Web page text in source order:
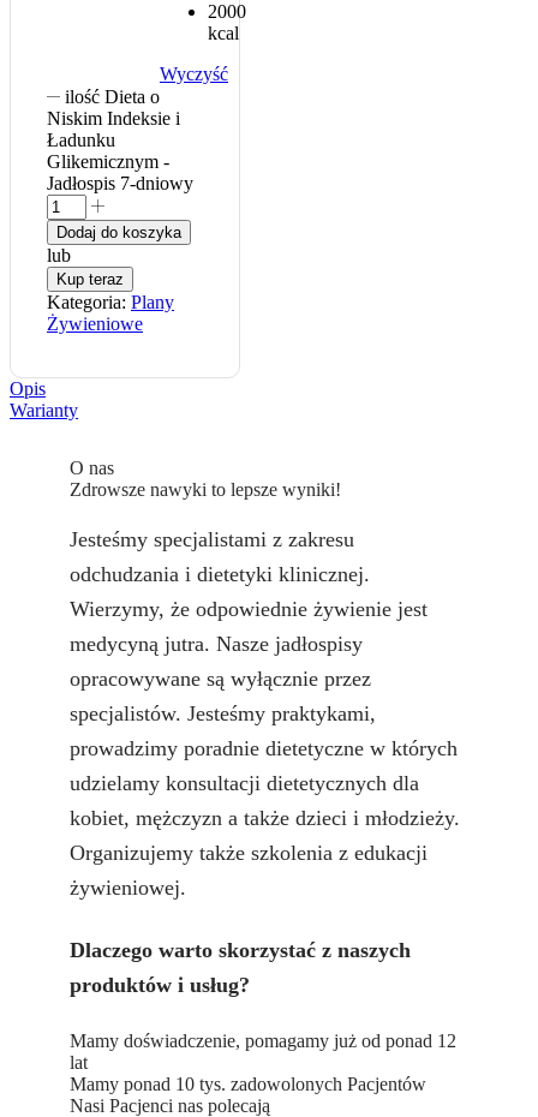
2000
kcal
Wyczyść
ilość Dieta o
Niskim Indeksie i
Ładunku
Glikemicznym -
Jadłospis 7-dniowy
Dodaj do koszyka
lub
Kup teraz
Kategoria: Plany
Żywieniowe
Opis
Warianty
O nas
Zdrowsze nawyki to lepsze wyniki!
Jesteśmy specjalistami z zakresu
odchudzania i dietetyki klinicznej.
Wierzymy, że odpowiednie żywienie jest
medycyną jutra. Nasze jadłospisy
opracowywane są wyłącznie przez
specjalistów. Jesteśmy praktykami,
prowadzimy poradnie dietetyczne w których
udzielamy konsultacji dietetycznych dla
kobiet, mężczyzn a także dzieci i młodzieży.
Organizujemy także szkolenia z edukacji
żywieniowej.
Dlaczego warto skorzystać z naszych
produktów i usług?
Mamy doświadczenie, pomagamy już od ponad 12
lat
Mamy ponad 10 tys. zadowolonych Pacjentów
Nasi Pacjenci nas polecają